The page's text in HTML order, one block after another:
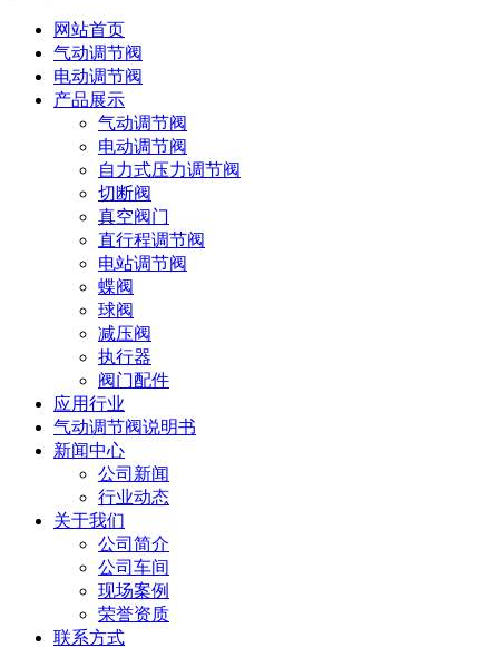
网站首页
气动调节阀
电动调节阀
产品展示
气动调节阀
电动调节阀
自力式压力调节阀
切断阀
真空阀门
直行程调节阀
电站调节阀
蝶阀
球阀
减压阀
执行器
阀门配件
应用行业
气动调节阀说明书
新闻中心
公司新闻
行业动态
关于我们
公司简介
公司车间
现场案例
荣誉资质
联系方式